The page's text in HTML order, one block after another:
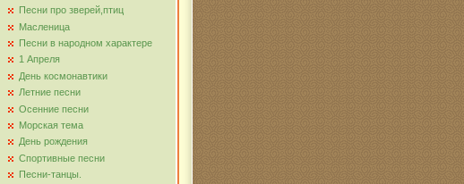
Песни про зверей,птиц
Масленица
Песни в народном характере
1 Апреля
День космонавтики
Летние песни
Осенние песни
Морская тема
День рождения
Спортивные песни
Песни-танцы.